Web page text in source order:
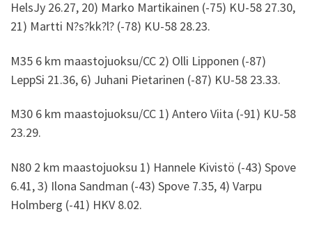
HelsJy 26.27, 20) Marko Martikainen (-75) KU-58 27.30,
21) Martti N?s?kk?l? (-78) KU-58 28.23.
M35 6 km maastojuoksu/CC 2) Olli Lipponen (-87)
LeppSi 21.36, 6) Juhani Pietarinen (-87) KU-58 23.33.
M30 6 km maastojuoksu/CC 1) Antero Viita (-91) KU-58
23.29.
N80 2 km maastojuoksu 1) Hannele Kivistö (-43) Spove
6.41, 3) Ilona Sandman (-43) Spove 7.35, 4) Varpu
Holmberg (-41) HKV 8.02.